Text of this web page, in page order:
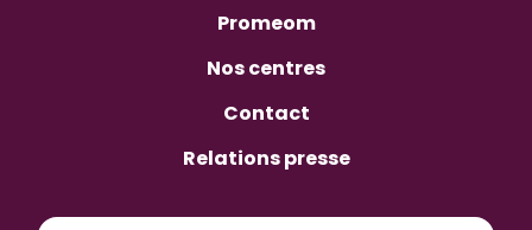
Promeom
Nos centres
Contact
Relations presse